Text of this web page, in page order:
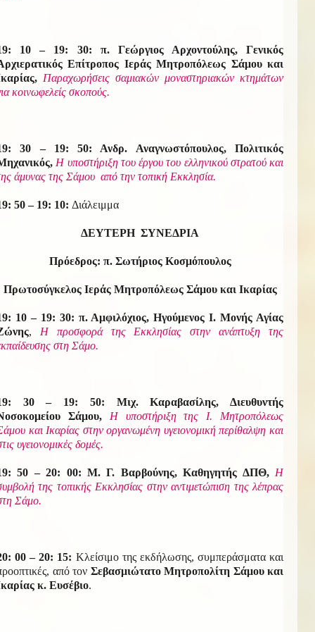
10 – 19: 30: π. Γεώργιος Αρχοντούλης, Γενικός
Επίτροπος Ιεράς Μητροπόλεως Σάμου και
Παραχωρήσεις σαμιακών μοναστηριακών κτημάτων
κοινωφελείς σκοπούς.
30 – 19: 50: Ανδρ. Αναγνωστόπουλος, Πολιτικός
Η υποστήριξη του έργου του ελληνικού στρατού και
άμυνας της Σάμου από την τοπική Εκκλησία.
50 – 19: 10: Διάλειμμα
ΔΕΥΤΕΡΗ ΣΥΝΕΔΡΙΑ
Πρόεδρος: π. Σωτήριος Κοσμόπουλος
Πρωτοσύγκελος Ιεράς Μητροπόλεως Σάμου και Ικαρίας
10 – 19: 30: π. Αμφιλόχιος, Ηγούμενος Ι. Μονής Αγίας
, Η προσφορά της Εκκλησίας στην ανάπτυξη της
στη Σάμο.
30 – 19: 50: Μιχ. Καραβασίλης, Διευθυντής
Σάμου, Η υποστήριξη της Ι. Μητροπόλεως
και Ικαρίας στην οργανωμένη υγειονομική περίθαλψη και
υγειονομικές δομές.
50 – 20: 00: Μ. Γ. Βαρβούνης, Καθηγητής ΔΠΘ, Η
της τοπικής Εκκλησίας στην αντιμετώπιση της λέπρας
Σάμο.
00 – 20: 15: Κλείσιμο της εκδήλωσης, συμπεράσματα και
από τον Σεβασμιώτατο Μητροπολίτη Σάμου και
κ. Ευσέβιο.